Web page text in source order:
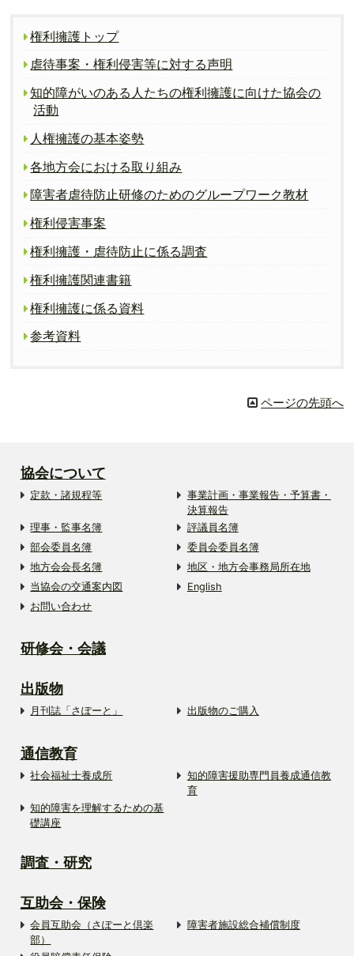
権利擁護トップ
虐待事案・権利侵害等に対する声明
知的障がいのある人たちの権利擁護に向けた協会の
活動
人権擁護の基本姿勢
各地方会における取り組み
障害者虐待防止研修のためのグループワーク教材
権利侵害事案
権利擁護・虐待防止に係る調査
権利擁護関連書籍
権利擁護に係る資料
参考資料
ページの先頭へ
協会について
定款・諸規程等
事業計画・事業報告・予算書・
決算報告
理事・監事名簿
評議員名簿
部会委員名簿
委員会委員名簿
地方会会長名簿
地区・地方会事務局所在地
当協会の交通案内図
English
お問い合わせ
研修会・会議
出版物
月刊誌「さぽーと」 出版物のご購入
通信教育
社会福祉士養成所
知的障害援助専門員養成通信教
育
知的障害を理解するための基
礎講座
調査・研究
互助会・保険
会員互助会（さぽーと倶楽
部）
障害者施設総合補償制度